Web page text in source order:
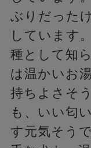
ぶりだった
しています
種として知
は温かいお
持ちよさそ
も、いい匂
す元気そう